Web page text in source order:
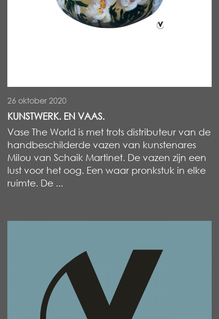
26 oktober 2020
KUNSTWERK. EN VAAS.
Vase The World is met trots distributeur van de
handbeschilderde vazen van kunstenares
Milou van Schaik Martinet. De vazen zijn een
lust voor het oog. Een waar pronkstuk in elke
ruimte. De ...